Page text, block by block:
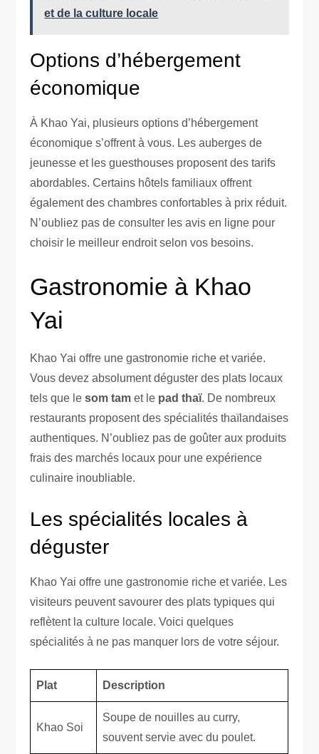
et de la culture locale
Options d’hébergement
économique
À Khao Yai, plusieurs options d’hébergement
économique s’offrent à vous. Les auberges de
jeunesse et les guesthouses proposent des tarifs
abordables. Certains hôtels familiaux offrent
également des chambres confortables à prix réduit.
N’oubliez pas de consulter les avis en ligne pour
choisir le meilleur endroit selon vos besoins.
Gastronomie à Khao
Yai
Khao Yai offre une gastronomie riche et variée.
Vous devez absolument déguster des plats locaux
tels que lesom tam et le pad thaï. De nombreux
restaurants proposent des spécialités thaïlandaises
authentiques. N’oubliez pas de goûter aux produits
frais des marchés locaux pour une expérience
culinaire inoubliable.
Les spécialités locales à
déguster
Khao Yai offre une gastronomie riche et variée. Les
visiteurs peuvent savourer des plats typiques qui
reflètent la culture locale. Voici quelques
spécialités à ne pas manquer lors de votre séjour.
Plat Description
Khao Soi
Soupe de nouilles au curry,
souvent servie avec du poulet.